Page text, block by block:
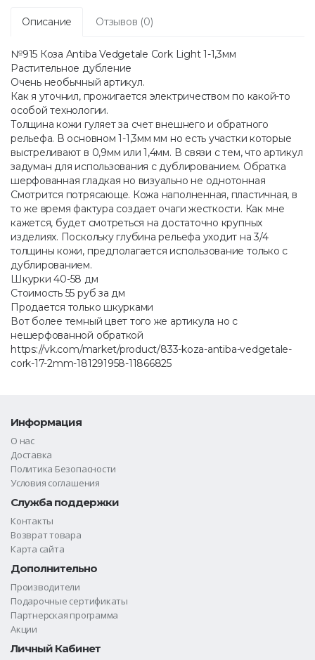
Описание Отзывов (0)
№915 Коза Antiba Vedgetale Cork Light 1-1,3мм
Растительное дубление
Очень необычный артикул.
Как я уточнил, прожигается электричеством по какой-то
особой технологии.
Толщина кожи гуляет за счет внешнего и обратного
рельефа. В основном 1-1,3мм мм но есть участки которые
выстреливают в 0,9мм или 1,4мм. В связи с тем, что артикул
задуман для использования с дублированием. Обратка
шерфованная гладкая но визуально не однотонная
Смотрится потрясающе. Кожа наполненная, пластичная, в
то же время фактура создает очаги жесткости. Как мне
кажется, будет смотреться на достаточно крупных
изделиях. Поскольку глубина рельефа уходит на 3/4
толщины кожи, предполагается использование только с
дублированием.
Шкурки 40-58 дм
Стоимость 55 руб за дм
Продается только шкурками
Вот более темный цвет того же артикула но с
нешерфованной обраткой
https://vk.com/market/product/833-koza-antiba-vedgetale-
cork-17-2mm-181291958-11866825
Информация
О нас
Доставка
Политика Безопасности
Условия соглашения
Служба поддержки
Контакты
Возврат товара
Карта сайта
Дополнительно
Производители
Подарочные сертификаты
Партнерская программа
Акции
Личный Кабинет